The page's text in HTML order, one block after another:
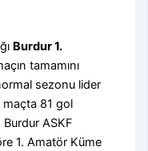
Burdur 1.
tamamını
sezonu lider
maçta 81 gol
ASKF
1. Amatör Küme